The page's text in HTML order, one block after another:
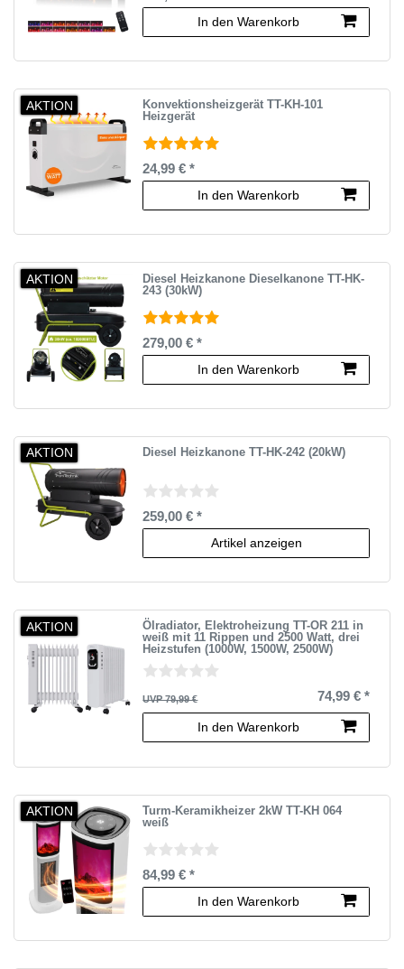
In den Warenkorb
AKTION
Konvektionsheizgerät TT-KH-101
Heizgerät
24,99 € *
In den Warenkorb
AKTION
Diesel Heizkanone Dieselkanone TT-HK-
243 (30kW)
279,00 € *
In den Warenkorb
AKTION Diesel Heizkanone TT-HK-242 (20kW)
259,00 € *
Artikel anzeigen
AKTION
Ölradiator, Elektroheizung TT-OR 211 in
weiß mit 11 Rippen und 2500 Watt, drei
Heizstufen (1000W, 1500W, 2500W)
UVP 79,99 € 74,99 € *
In den Warenkorb
AKTION
Turm-Keramikheizer 2kW TT-KH 064
weiß
84,99 € *
In den Warenkorb